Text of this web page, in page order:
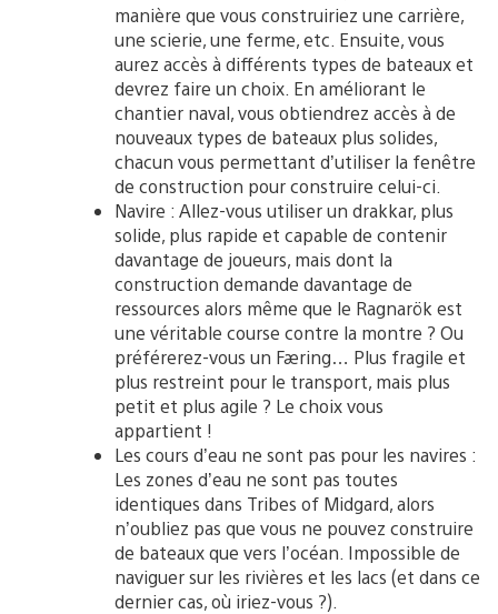
manière que vous construiriez une carrière,
une scierie, une ferme, etc. Ensuite, vous
aurez accès à différents types de bateaux et
devrez faire un choix. En améliorant le
chantier naval, vous obtiendrez accès à de
nouveaux types de bateaux plus solides,
chacun vous permettant d’utiliser la fenêtre
de construction pour construire celui-ci.
Navire : Allez-vous utiliser un drakkar, plus
solide, plus rapide et capable de contenir
davantage de joueurs, mais dont la
construction demande davantage de
ressources alors même que le Ragnarök est
une véritable course contre la montre ? Ou
préférerez-vous un Færing… Plus fragile et
plus restreint pour le transport, mais plus
petit et plus agile ? Le choix vous
appartient !
Les cours d’eau ne sont pas pour les navires :
Les zones d’eau ne sont pas toutes
identiques dans Tribes of Midgard, alors
n’oubliez pas que vous ne pouvez construire
de bateaux que vers l’océan. Impossible de
naviguer sur les rivières et les lacs (et dans ce
dernier cas, où iriez-vous ?).